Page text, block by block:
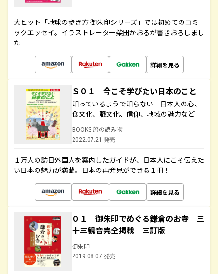
大ヒット「地球の歩き方 御朱印シリーズ」では初めてのコミ
ックエッセイ。イラストレーター柴田かおるが書きおろしまし
た
詳細を見る
Ｓ０１ 今こそ学びたい日本のこと
知っているようで知らない 日本人の心、
食文化、職文化、信仰、地域の魅力など
BOOKS 旅の読み物
2022.07.21 発売
１万人の訪日外国人を案内したガイドが、日本人にこそ伝えた
い日本の魅力が満載。日本の再発見ができる１冊！
詳細を見る
０１ 御朱印でめぐる鎌倉のお寺 三
十三観音完全掲載 三訂版
御朱印
2019.08.07 発売